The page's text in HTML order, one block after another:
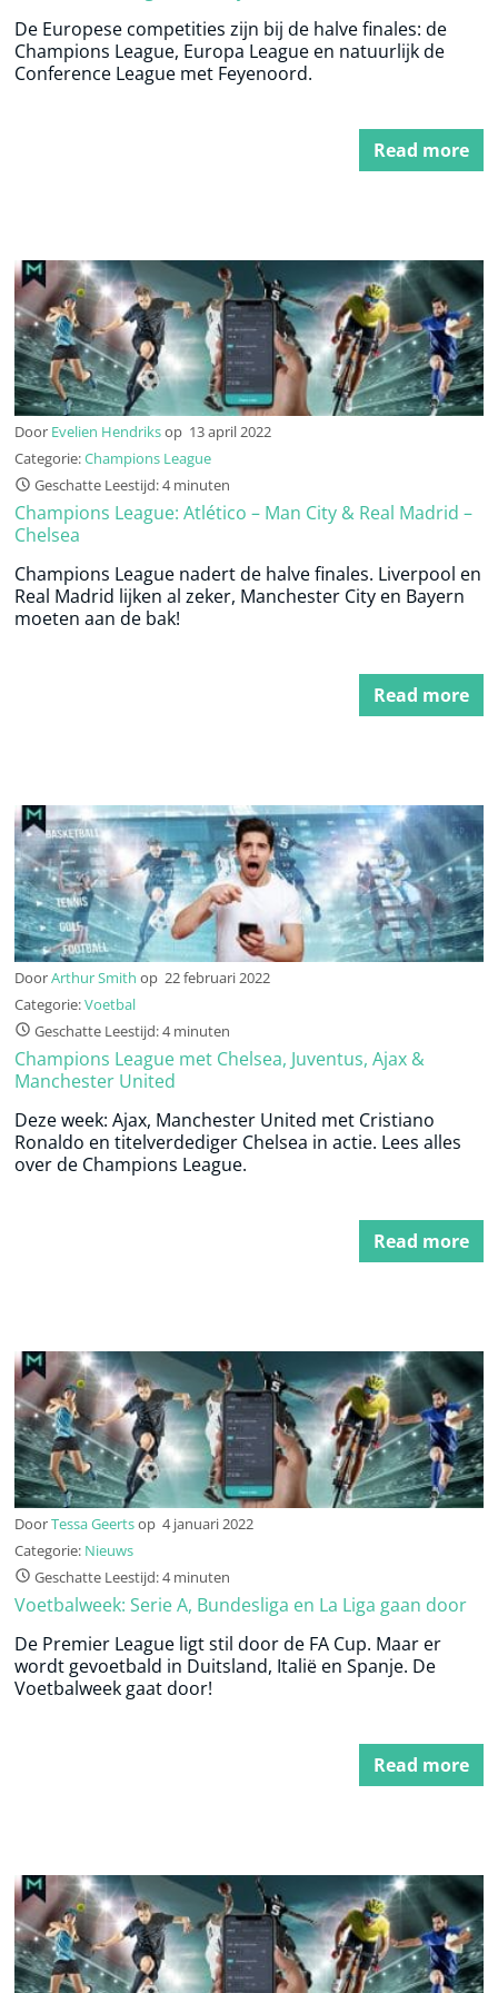
De Europese competities zijn bij de halve finales: de
Champions League, Europa League en natuurlijk de
Conference League met Feyenoord.
Read more
Door Evelien Hendriksop 13 april 2022
Categorie:Champions League
Geschatte Leestijd: 4 minuten
Champions League: Atlético – Man City & Real Madrid –
Chelsea
Champions League nadert de halve finales. Liverpool en
Real Madrid lijken al zeker, Manchester City en Bayern
moeten aan de bak!
Read more
DoorArthur Smith op 22 februari 2022
Categorie:Voetbal
Geschatte Leestijd: 4 minuten
Champions League met Chelsea, Juventus, Ajax &
Manchester United
Deze week: Ajax, Manchester United met Cristiano
Ronaldo en titelverdediger Chelsea in actie. Lees alles
over de Champions League.
Read more
DoorTessa Geertsop 4 januari 2022
Categorie: Nieuws
Geschatte Leestijd: 4 minuten
Voetbalweek: Serie A, Bundesliga en La Liga gaan door
De Premier League ligt stil door de FA Cup. Maar er
wordt gevoetbald in Duitsland, Italië en Spanje. De
Voetbalweek gaat door!
Read more